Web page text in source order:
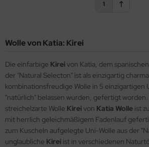
1
Wolle von Katia: Kirei
Die einfarbige Kireivon Katia, dem
der "Natural Selecton" ist als einzigartig
kombinationsfreudige Wolle in 5 einzigartigen
"natürlich" belassen wurden, gefertigt
streichelzarte Wolle Kireivon Katia Wolle ist
mit herrlich geleichmäßigem Fadenlauf
zum Kuscheln aufgelegte Uni-Wolle aus der
unglaubliche Kirei ist in verschiedenen